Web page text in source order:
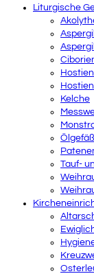
Liturgische
Kelche
Tauf-